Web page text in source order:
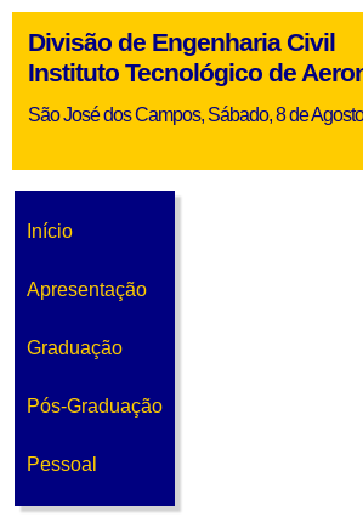
Divisão de Engenharia Civil
Instituto Tecnológico de
São José dos Campos, Sábado, 8 de
Início
Apresentação
Graduação
Pós-Graduação
Pessoal